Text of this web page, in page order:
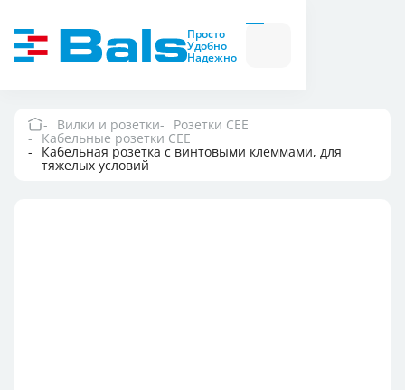
Просто
Удобно
Надежно
Вилки
и
розетки
модули
Вилки и розетки
Компания
Вилки и розетки Розетки CEE
Кабельные розетки СЕЕ
Кабельная розетка с винтовыми клеммами, для
тяжелых условий